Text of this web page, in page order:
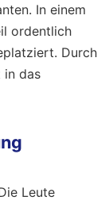
In einem
ordentlich
Durch
in das
Leute